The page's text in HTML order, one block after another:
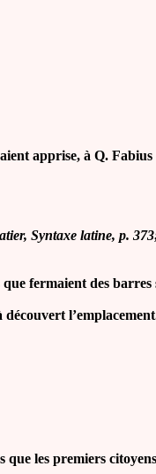
apprise, à Q. Fabius
Syntaxe latine, p.
fermaient des
les premiers